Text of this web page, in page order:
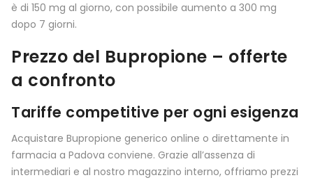
è di 150 mg al giorno, con possibile aumento a 300 mg
dopo 7 giorni.
Prezzo del Bupropione – offerte
a confronto
Tariffe competitive per ogni esigenza
Acquistare Bupropione generico online o direttamente in
farmacia a Padova conviene. Grazie all’assenza di
intermediari e al nostro magazzino interno, offriamo prezzi